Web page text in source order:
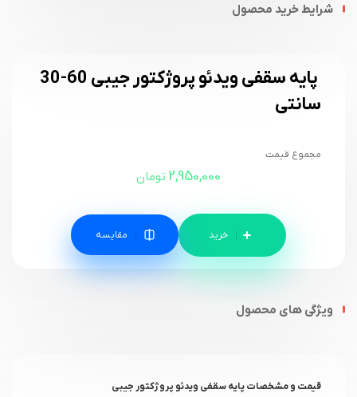
شرایط خرید محصول
پایه سقفی ویدئو پروژکتور جیبی 60-30
سانتی
مجموع قیمت
2,950,000 تومان
مقایسه
ویژگی های محصول
قیمت و مشخصات پایه سقفی ویدئو پروژکتور جیبی